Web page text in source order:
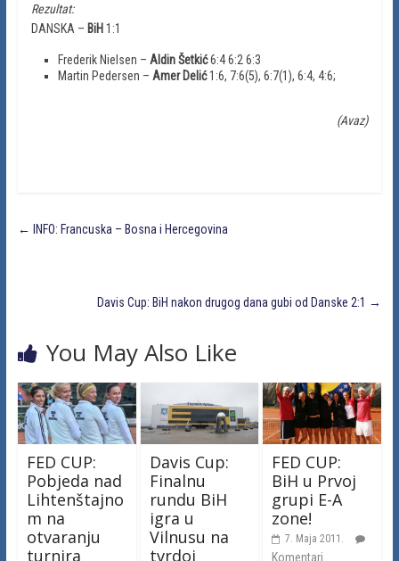
Rezultat:
DANSKA – BiH1:1
Frederik Nielsen – Aldin Šetkić6:4 6:2 6:3
Martin Pedersen – Amer Delić1:6, 7:6(5), 6:7(1), 6:4, 4:6;
(Avaz)
← INFO: Francuska – Bosna i Hercegovina
Davis Cup: BiH nakon drugog dana gubi od Danske 2:1 →
You May Also Like
FED CUP:
Pobjeda nad
Lihtenštajno
m na
otvaranju
turnira
Davis Cup:
Finalnu
rundu BiH
igra u
Vilnusu na
tvrdoj
FED CUP:
BiH u Prvoj
grupi E-A
zone!
7. Maja 2011.
Komentari